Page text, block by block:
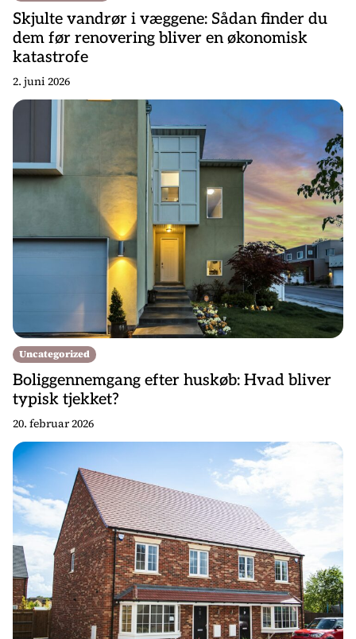
Skjulte vandrør i væggene: Sådan finder du
dem før renovering bliver en økonomisk
katastrofe
2. juni 2026
Uncategorized
Boliggennemgang efter huskøb: Hvad bliver
typisk tjekket?
20. februar 2026